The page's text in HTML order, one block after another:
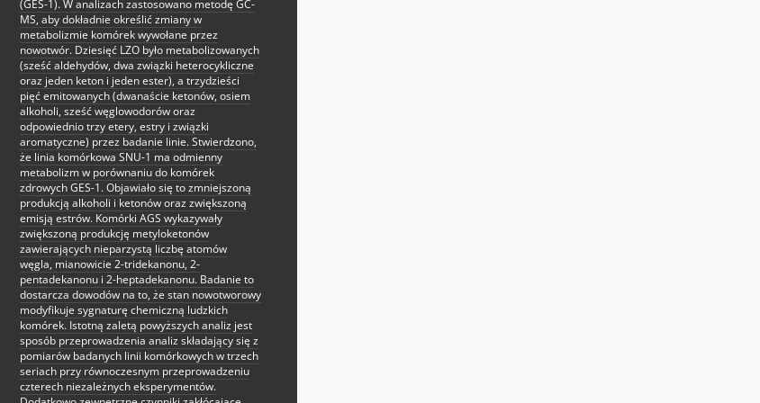
(GES-1). W analizach zastosowano metodę GC-
MS, aby dokładnie określić zmiany w
metabolizmie komórek wywołane przez
nowotwór. Dziesięć LZO było metabolizowanych
(sześć aldehydów, dwa związki heterocykliczne
oraz jeden keton i jeden ester), a trzydzieści
pięć emitowanych (dwanaście ketonów, osiem
alkoholi, sześć węglowodorów oraz
odpowiednio trzy etery, estry i związki
aromatyczne) przez badanie linie. Stwierdzono,
że linia komórkowa SNU-1 ma odmienny
metabolizm w porównaniu do komórek
zdrowych GES-1. Objawiało się to zmniejszoną
produkcją alkoholi i ketonów oraz zwiększoną
emisją estrów. Komórki AGS wykazywały
zwiększoną produkcję metyloketonów
zawierających nieparzystą liczbę atomów
węgla, mianowicie 2-tridekanonu, 2-
pentadekanonu i 2-heptadekanonu. Badanie to
dostarcza dowodów na to, że stan nowotworowy
modyfikuje sygnaturę chemiczną ludzkich
komórek. Istotną zaletą powyższych analiz jest
sposób przeprowadzenia analiz składający się z
pomiarów badanych linii komórkowych w trzech
seriach przy równoczesnym przeprowadzeniu
czterech niezależnych eksperymentów.